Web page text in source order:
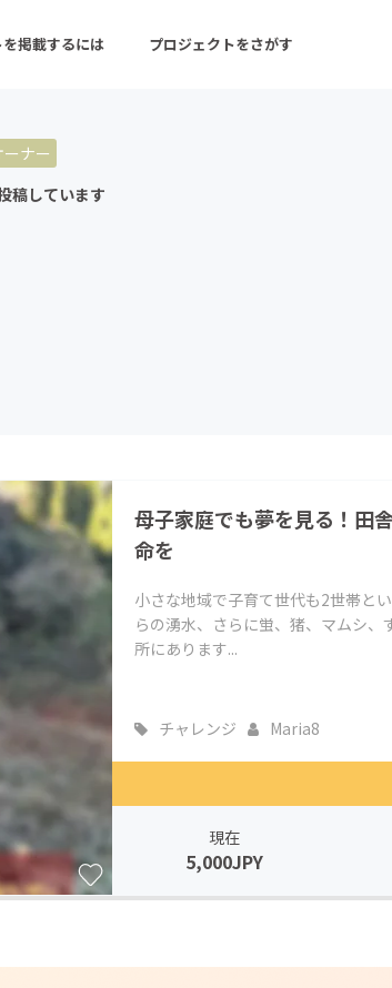
掲載するには プロジェクトをさがす
着プロジェクト
Social Good
CAMPFIRE Creation
と納税
machi-ya
ナー
稿しています
母子家庭でも夢を見る！田
命を
小さな地域で子育て世代も2世帯と
らの湧水、さらに蛍、猪、マムシ
所にあります...
チャレンジ Maria8
現在
5,000JPY